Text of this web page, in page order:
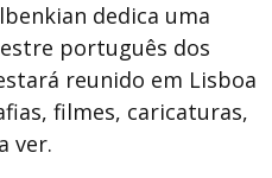
dedica uma
português dos
reunido em Lisboa
filmes, caricaturas,
ver.